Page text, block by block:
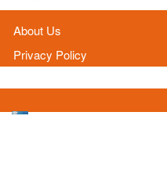
About Us
Privacy Policy